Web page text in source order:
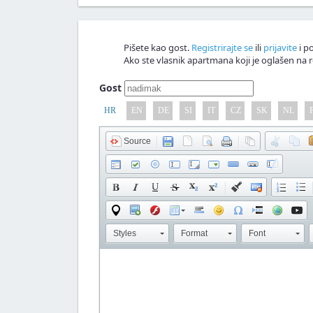
Pišete kao gost. Registrirajte se ili prijavite i
Ako ste vlasnik apartmana koji je oglašen
Gost
HR EN DE SI IT CZ SK NL
Source
Styles Format Font